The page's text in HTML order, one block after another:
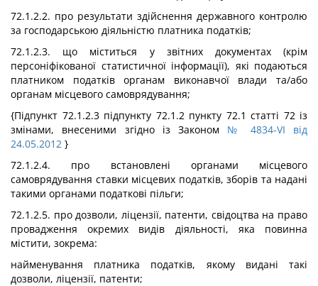
72.1.2.2. про результати здійснення державного контролю
за господарською діяльністю платника податків;
72.1.2.3. що міститься у звітних документах (крім
персоніфікованої статистичної інформації), які подаються
платником податків органам виконавчої влади та/або
органам місцевого самоврядування;
{Підпункт 72.1.2.3 підпункту 72.1.2 пункту 72.1 статті 72 із
змінами, внесеними згідно із Законом № 4834-VI від
24.05.2012 }
72.1.2.4. про встановлені органами місцевого
самоврядування ставки місцевих податків, зборів та надані
такими органами податкові пільги;
72.1.2.5. про дозволи, ліцензії, патенти, свідоцтва на право
провадження окремих видів діяльності, яка повинна
містити, зокрема:
найменування платника податків, якому видані такі
дозволи, ліцензії, патенти;